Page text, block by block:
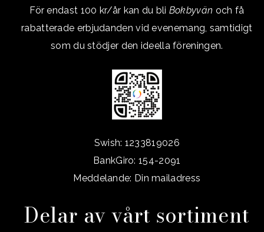
För endast 100 kr/år kan du bli Bokbyvän och få
rabatterade erbjudanden vid evenemang, samtidigt
som du stödjer den ideella föreningen.
Swish: 1233819026
BankGiro: 154-2091
Meddelande: Din mailadress
Delar av vårt sortiment